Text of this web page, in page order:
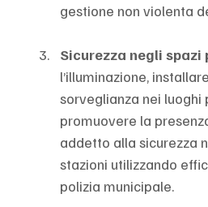
gestione non violenta
Sicurezza negli spazi
l’illuminazione,
sorveglianza nei luoghi
promuovere la
addetto alla sicurezza
stazioni utilizzando
polizia municipale.